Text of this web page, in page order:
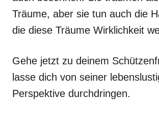
Träume, aber sie tun auch die
die diese Träume Wirklichkeit
Gehe jetzt zu deinem
lasse dich von seiner
Perspektive durchdringen.